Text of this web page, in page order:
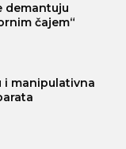
demantuju
čajem“
i manipulativna